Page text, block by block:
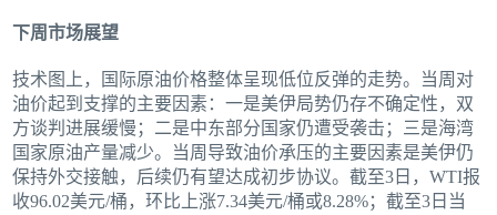
下周市场展望
技术图上，国际原油价格整体呈现低位反弹的走势。当周对
油价起到支撑的主要因素：一是美伊局势仍存不确定性，双
方谈判进展缓慢；二是中东部分国家仍遭受袭击；三是海湾
国家原油产量减少。当周导致油价承压的主要因素是美伊仍
保持外交接触，后续仍有望达成初步协议。截至3日，WTI报
收96.02美元/桶，环比上涨7.34美元/桶或8.28%；截至3日当